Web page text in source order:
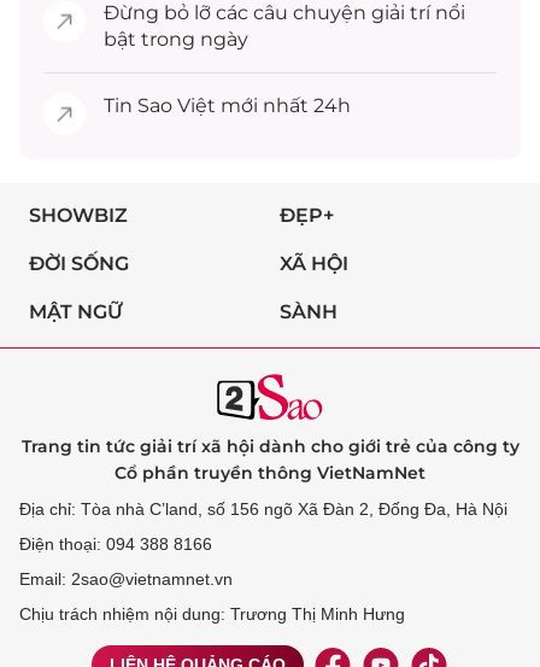
Đừng bỏ lỡ các câu chuyện giải trínổi
bật trong ngày
Tin Sao Việt mới nhất 24h
SHOWBIZ ĐẸP+
ĐỜI SỐNG XÃ HỘI
MẬT NGỮ SÀNH
Trang tin tức giải trí xã hội dành cho giới trẻ của công ty
Cổ phần truyền thông VietNamNet
Địa chỉ: Tòa nhà C’land, số 156 ngõ Xã Đàn 2, Đống Đa, Hà Nội
Điện thoại: 094 388 8166
Email: 2sao@vietnamnet.vn
Chịu trách nhiệm nội dung: Trương Thị Minh Hưng